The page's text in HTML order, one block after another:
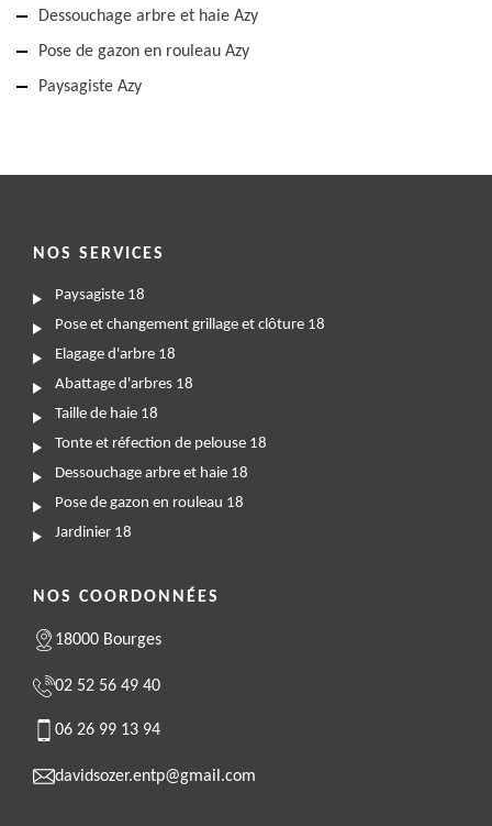
Dessouchage arbre et haie Azy
Pose de gazon en rouleau Azy
Paysagiste Azy
NOS SERVICES
Paysagiste 18
Pose et changement grillage et clôture 18
Elagage d'arbre 18
Abattage d'arbres 18
Taille de haie 18
Tonte et réfection de pelouse 18
Dessouchage arbre et haie 18
Pose de gazon en rouleau 18
Jardinier 18
NOS COORDONNÉES
18000 Bourges
02 52 56 49 40
06 26 99 13 94
davidsozer.entp@gmail.com